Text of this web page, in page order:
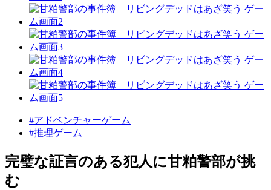
#アドベンチャーゲーム
#推理ゲーム
完璧な証言のある犯人に甘粕警部が挑
む